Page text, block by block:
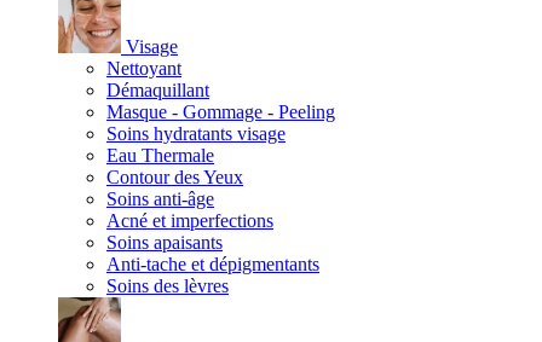
Visage
Nettoyant
Démaquillant
Masque - Gommage - Peeling
Soins hydratants visage
Eau Thermale
Contour des Yeux
Soins anti-âge
Acné et imperfections
Soins apaisants
Anti-tache et dépigmentants
Soins des lèvres